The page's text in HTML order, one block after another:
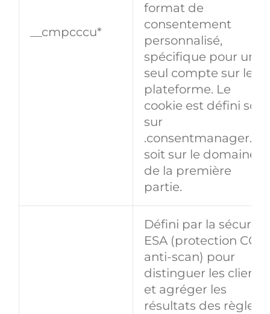
__cmpcccu*
format de
consentement
personnalisé,
spécifique pour un
seul compte sur leur
plateforme. Le
cookie est défini soit
sur
soit sur le domaine
de la première
partie.
Défini par la sécurité
ESA (protection CC
anti‑scan) pour
distinguer les clients
et agréger les
résultats des règles